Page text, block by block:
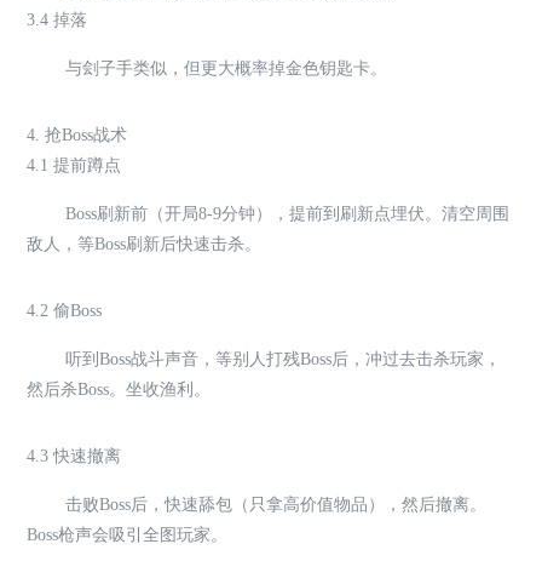
3.4 掉落
与刽子手类似，但更大概率掉金色钥匙卡。
4. 抢Boss战术
4.1 提前蹲点
Boss刷新前（开局8-9分钟），提前到刷新点埋伏。清空周围
敌人，等Boss刷新后快速击杀。
4.2 偷Boss
听到Boss战斗声音，等别人打残Boss后，冲过去击杀玩家，
然后杀Boss。坐收渔利。
4.3 快速撤离
击败Boss后，快速舔包（只拿高价值物品），然后撤离。
Boss枪声会吸引全图玩家。